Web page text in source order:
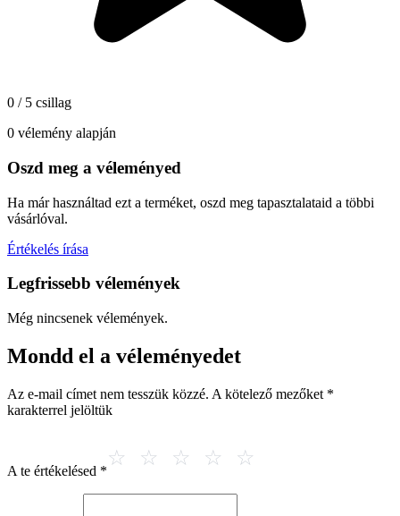
0 / 5 csillag
0 vélemény alapján
Oszd meg a véleményed
Ha már használtad ezt a terméket, oszd meg tapasztalataid a többi
vásárlóval.
Értékelés írása
Legfrissebb vélemények
Még nincsenek vélemények.
Mondd el a véleményedet
Az e-mail címet nem tesszük közzé. A kötelező mezőket *
karakterrel jelöltük
A te értékelésed *